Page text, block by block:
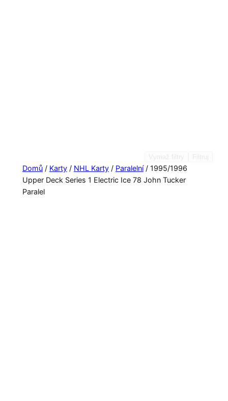
Domů/ Karty/ NHL Karty/ Paralelní/ 1995/1996
Upper Deck Series 1 Electric Ice 78 John Tucker
Paralel